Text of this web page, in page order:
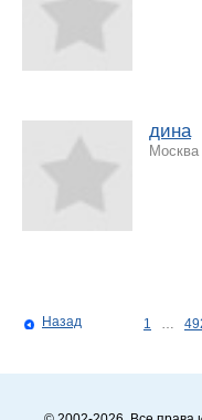
дина
Москва
Назад 1